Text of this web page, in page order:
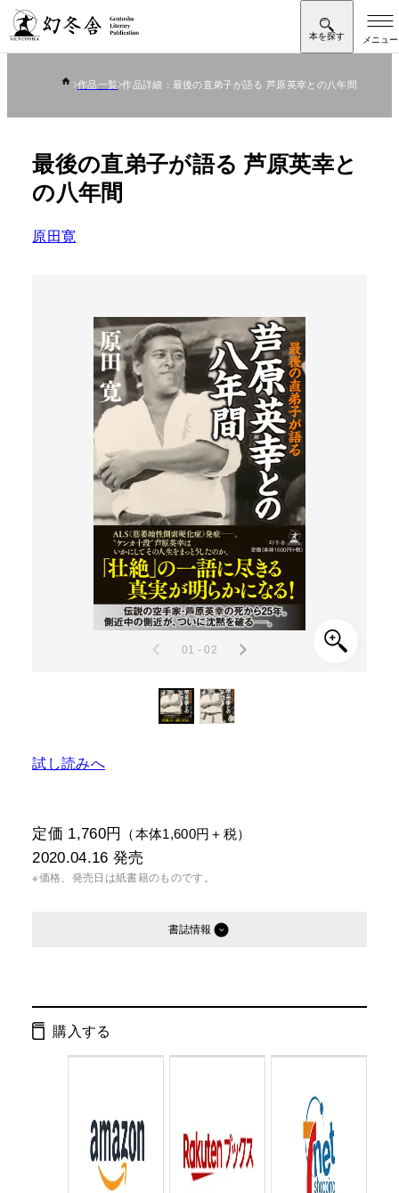
作品一覧 作品詳細：最後の直弟子が語る 芦原英幸との八年間
最後の直弟子が語る 芦原英幸と
の八年間
原田寛
01 - 02
試し読みへ
定価 1,760円 （本体1,600円＋税）
2020.04.16 発売
※価格、発売日は紙書籍のものです。
書誌情報
ページ数：
判型： 四六判
購入する